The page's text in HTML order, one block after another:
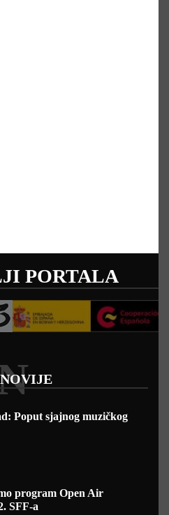
PORTALA
Poput sjajnog muzičkog
program Open Air
SFF-a